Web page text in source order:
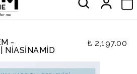
-
NIASINAMID
₺ 2,197.00